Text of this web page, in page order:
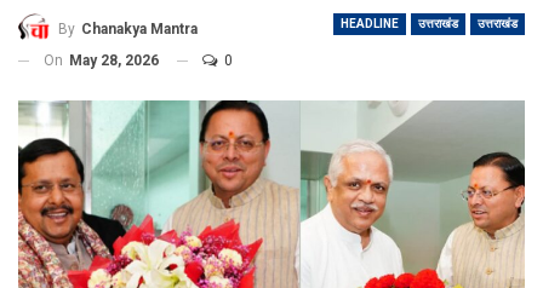
HEADLINE उत्तराखंड उत्तराखंड
By Chanakya Mantra
On May 28, 2026 0